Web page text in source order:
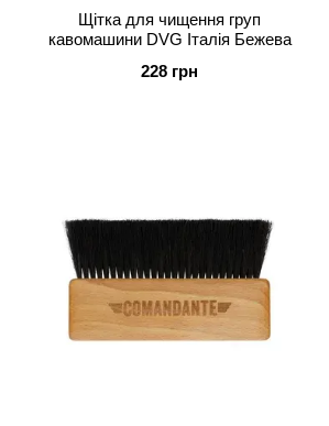
Щітка для чищення груп
кавомашини DVG Італія Бежева
228 грн